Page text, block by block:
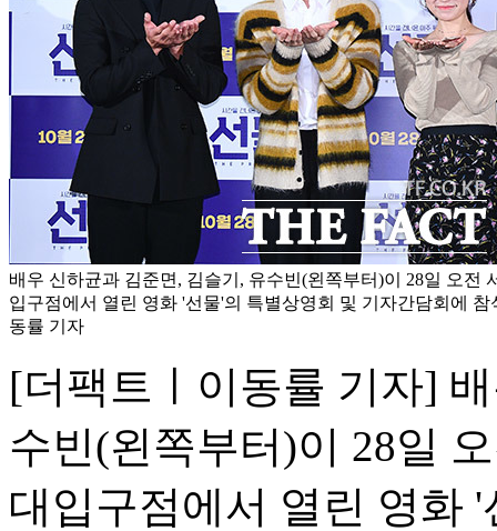
배우 신하균과 김준면, 김슬기, 유수빈(왼쪽부터)이 28일 오전
입구점에서 열린 영화 '선물'의 특별상영회 및 기자간담회에
동률 기자
[더팩트ㅣ이동률 기자]
수빈(왼쪽부터)이 28일
대입구점에서 열린 영화